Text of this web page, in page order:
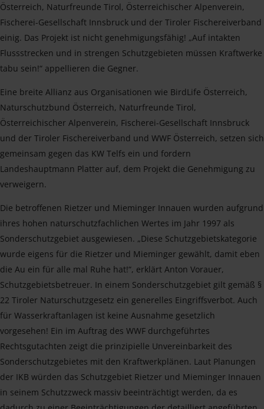
Österreich, Naturfreunde Tirol, Österreichischer Alpenverein,
Fischerei-Gesellschaft Innsbruck und der Tiroler Fischereiverband
einig. Das Projekt ist nicht genehmigungsfähig! „Auf intakten
Flussstrecken und in strengen Schutzgebieten müssen Kraftwerke
tabu sein!“ appellieren die Gegner.
Eine breite Allianz aus Organisationen wie BirdLife Österreich,
Naturschutzbund Österreich, Naturfreunde Tirol,
Österreichischer Alpenverein, Fischerei-Gesellschaft Innsbruck
und der Tiroler Fischereiverband und WWF Österreich, setzen sich
gemeinsam gegen das KW Telfs ein und fordern
Landeshauptmann Platter auf, dem Projekt die Genehmigung zu
verweigern.
Die betroffenen Rietzer und Mieminger Innauen wurden aufgrund
ihres hohen naturschutzfachlichen Wertes im Jahr 1997 als
Sonderschutzgebiet ausgewiesen. „Diese Schutzgebietskategorie
wurde eigens für die Rietzer und Mieminger gewählt, damit eben
die Au ein für alle mal Ruhe hat!“, erklärt Anton Vorauer,
Schutzgebietsbetreuer. In einem Sonderschutzgebiet gilt gemäß §
22 Tiroler Naturschutzgesetz ein generelles Eingriffsverbot. Auch
für Wasserkraftanlagen ist keine Ausnahme gesetzlich
vorgesehen! Ein im Auftrag des WWF durchgeführtes
Rechtsgutachten zeigt die prinzipielle Unvereinbarkeit des
Sonderschutzgebietes mit den Kraftwerkplänen. Laut Planungen
der IKB würden das Schutzgebiet Rietzer und Mieminger Innauen
in seinem Schutzzweck massiv beeinträchtigt werden, da es